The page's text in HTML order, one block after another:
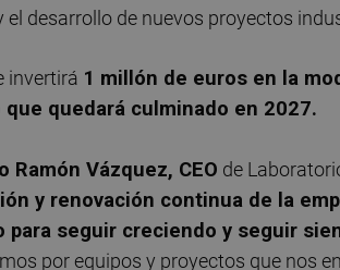
el desarrollo de nuevos proyectos
invertirá 1 millón de euros en la
que quedará culminado en 2027.
Ramón Vázquez, CEO de
y renovación continua de la
para seguir creciendo y seguir
por equipos y proyectos que nos